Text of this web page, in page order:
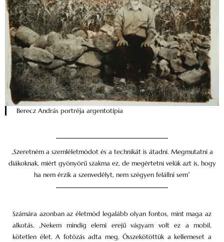
Berecz András portréja argentotípia
„Szeretném a szemléletmódot és a technikát is átadni. Megmutatni a
diákoknak, miért gyönyörű szakma ez, de megértetni velük azt is, hogy
ha nem érzik a szenvedélyt, nem szégyen felállni sem”
Számára azonban az életmód legalább olyan fontos, mint maga az
alkotás. „Nekem mindig elemi erejű vágyam volt ez a mobil,
kötetlen élet. A fotózás adta meg. Összekötöttük a kellemeset a